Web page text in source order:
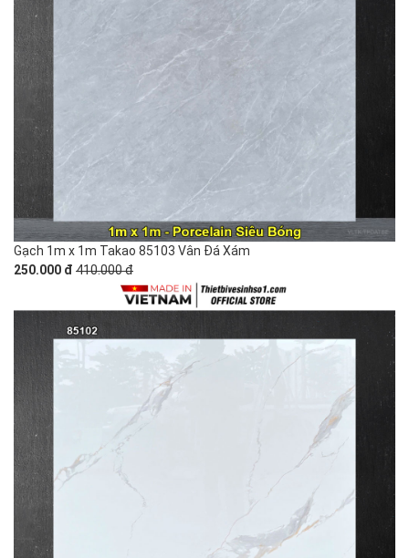
Gạch 1m x 1m Takao 85103 Vân Đá Xám
250.000 đ 410.000 đ